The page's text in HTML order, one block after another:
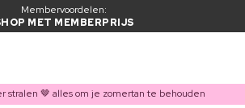
Membervoordelen:
MET MEMBERPRIJS
stralen 🤎 alles om je zomertan te behouden